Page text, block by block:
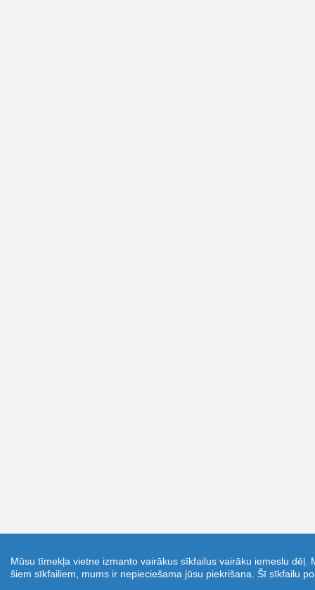
Mūsu tīmekļa vietne izmanto vairākus sīkfailus vairāku iemeslu
šiem sīkfailiem, mums ir nepieciešama jūsu piekrišana. Šī sīkfailu